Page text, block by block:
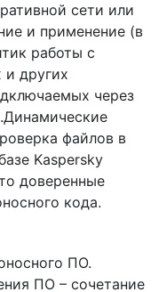
сети или
и применение (в
работы с
других
через
файлов в
Kaspersky
доверенные
кода.
ПО.
ПО – сочетание